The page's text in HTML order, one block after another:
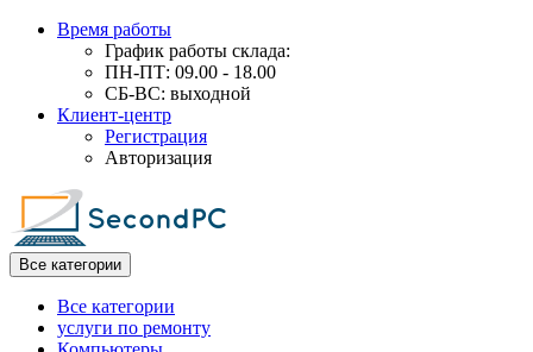
Время работы
График работы склада:
ПН-ПТ: 09.00 - 18.00
СБ-ВС: выходной
Клиент-центр
Регистрация
Авторизация
Все категории
Все категории
услуги по ремонту